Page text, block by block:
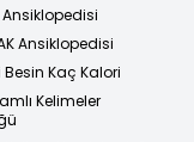
Ansiklopedisi
Kaç Kalori
Kelimeler